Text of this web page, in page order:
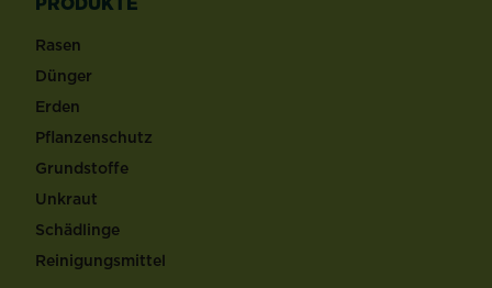
Rasen
Dünger
Erden
Pflanzenschutz
Grundstoffe
Unkraut
Schädlinge
Reinigungsmittel